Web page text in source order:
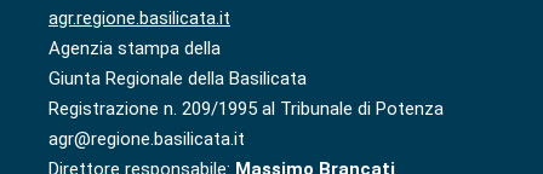
agr.regione.basilicata.it
Agenzia stampa della
Giunta Regionale della Basilicata
Registrazione n. 209/1995 al Tribunale di Potenza
agr@regione.basilicata.it
Direttore responsabile: Massimo Brancati